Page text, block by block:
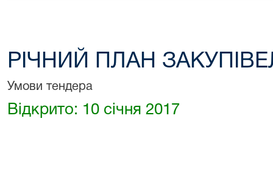
РІЧНИЙ ПЛАН
Умови тендера
Відкрито: 10 січня 2017